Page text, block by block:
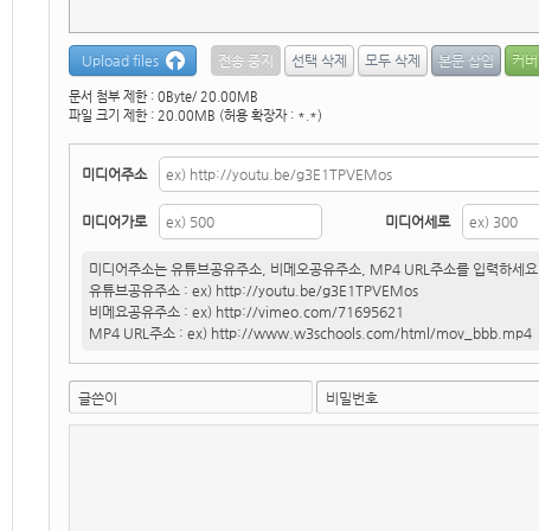
Upload files
문서 첨부 제한 : 0Byte/ 20.00MB
파일 크기 제한 : 20.00MB (허용 확장자 : *.*)
미디어주소
미디어가로 미디어세로
미디어주소는 유튜브공유주소, 비메오공유주소, MP4 URL주소를 입력하세요.
유튜브공유주소 : ex) http://youtu.be/g3E1TPVEMos
비메요공유주소 : ex) http://vimeo.com/71695621
MP4 URL주소 : ex) http://www.w3schools.com/html/mov_bbb.mp4
글쓴이 비밀번호